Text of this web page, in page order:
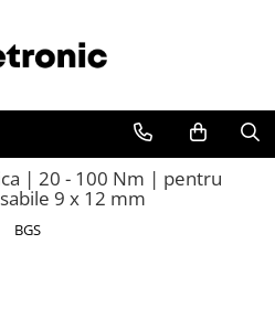
| 20 - 100 Nm | pentru
9 x 12 mm
BGS